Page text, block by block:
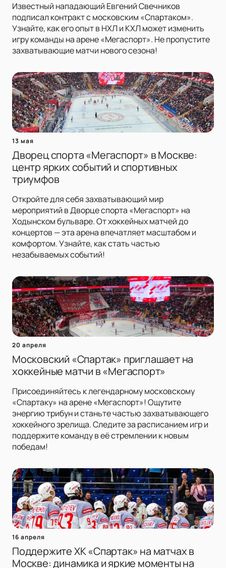
Известный нападающий Евгений Свечников
подписал контракт с московским «Спартаком».
Узнайте, как его опыт в НХЛ и КХЛ может изменить
игру команды на арене «Мегаспорт». Не пропустите
захватывающие матчи нового сезона!
13 мая
Дворец спорта «Мегаспорт» в Москве:
центр ярких событий и спортивных
триумфов
Откройте для себя захватывающий мир
мероприятий в Дворце спорта «Мегаспорт» на
Ходынском бульваре. От хоккейных матчей до
концертов — эта арена впечатляет масштабом и
комфортом. Узнайте, как стать частью
незабываемых событий!
20 апреля
Московский «Спартак» приглашает на
хоккейные матчи в «Мегаспорт»
Присоединяйтесь к легендарному московскому
«Спартаку» на арене «Мегаспорт»! Ощутите
энергию трибун и станьте частью захватывающего
хоккейного зрелища. Следите за расписанием игр и
поддержите команду в её стремлении к новым
победам!
16 апреля
Поддержите ХК «Спартак» на матчах в
Москве: динамика и яркие моменты на